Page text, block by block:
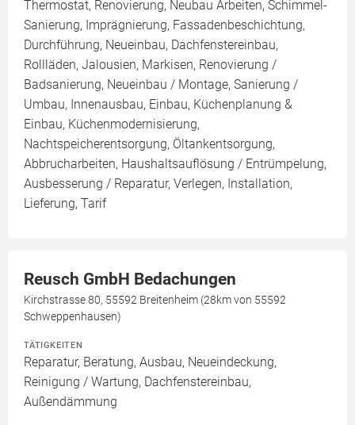
Thermostat, Renovierung, Neubau Arbeiten, Schimmel-
Sanierung, Imprägnierung, Fassadenbeschichtung,
Durchführung, Neueinbau, Dachfenstereinbau,
Rollläden, Jalousien, Markisen, Renovierung /
Badsanierung, Neueinbau / Montage, Sanierung /
Umbau, Innenausbau, Einbau, Küchenplanung &
Einbau, Küchenmodernisierung,
Nachtspeicherentsorgung, Öltankentsorgung,
Abbrucharbeiten, Haushaltsauflösung / Entrümpelung,
Ausbesserung / Reparatur, Verlegen, Installation,
Lieferung, Tarif
Reusch GmbH Bedachungen
Kirchstrasse 80, 55592 Breitenheim (28km von 55592
Schweppenhausen)
TÄTIGKEITEN
Reparatur, Beratung, Ausbau, Neueindeckung,
Reinigung / Wartung, Dachfenstereinbau,
Außendämmung